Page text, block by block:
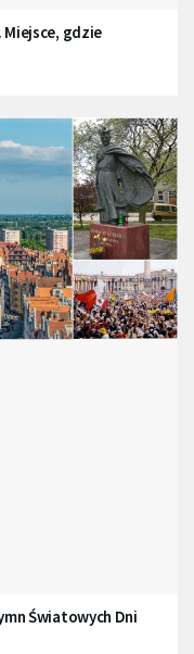
gdzie
Światowych Dni